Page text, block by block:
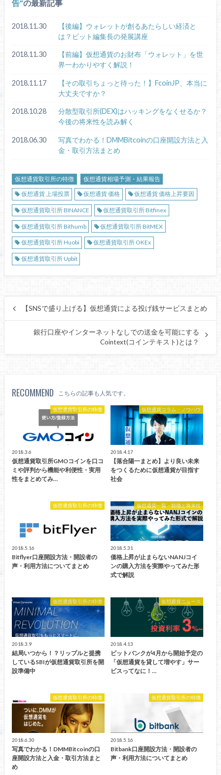
告 の最新記事
2018.11.30
【後編】ウォレットが創るあたらしい経済と
は？ビット編集長の発展講座
2018.11.30
【前編】仮想通貨のお財布「ウォレット」を世
界一わかりやすく解説！
2018.11.17
【その取引ちょっと待った！】FcoinJP、本当に
大丈夫ですか？
2018.10.28
分散型取引所(DEX)はハッキングをなくせるか？
今後の将来性を読み解く
2018.06.30
写真でわかる！DMMBitcoinの口座開設方法と入
金・取引方法まとめ
仮想通貨取引所の特徴
仮想通貨相場予測・結果報告
仮想通貨 上場投票
仮想通貨 価格 仮想通貨 価格上昇要因
仮想通貨取引所 BINANCE 仮想通貨取引所 Bitfinex
仮想通貨取引所 Bithumb 仮想通貨取引所 BitMEX
仮想通貨取引所 Huobi 仮想通貨取引所 OKEx
仮想通貨取引所 Upbit
【SNSで盛り上げる】仮想通貨による投げ銭サービスまとめ
銀行口座やインターネットなしでの送金を可能にする
Cointext(コインテキスト)とは？
RECOMMEND こちらの記事も人気です。
仮想通貨取引所の特徴
2018.3.6
仮想通貨取引所GMOコインを口コ
ミや評判から機能や利便性・実用
性をまとめてみ…
仮想通貨コラム・ノウハウ
2018.4.17
【落合陽一まとめ】より良い未来
をつくるために仮想通貨が目指す
社会
仮想通貨取引所の特徴
2018.5.16
Bitflyer口座開設方法・開設者の
声・利用方法についてまとめ
仮想通貨一覧・特徴と将来性
2018.5.31
価格上昇が止まらないNANJコイ
ンの購入方法を実際やってみた形
式で解説
仮想通貨取引所の特徴
2018.3.9
結局いつから！？リップルと提携
しているSBIが仮想通貨取引所を開
設準備中
仮想通貨ニュース
2018.4.13
ビットバンクが4月から開始予定の
「仮想通貨を貸して増やす」サー
ビスってなに！…
仮想通貨取引所の特徴
2018.6.30
写真でわかる！DMMBitcoinの口
座開設方法と入金・取引方法まと
め
仮想通貨取引所の特徴
2018.5.16
Bitbank口座開設方法・開設者の
声・利用方法についてまとめ